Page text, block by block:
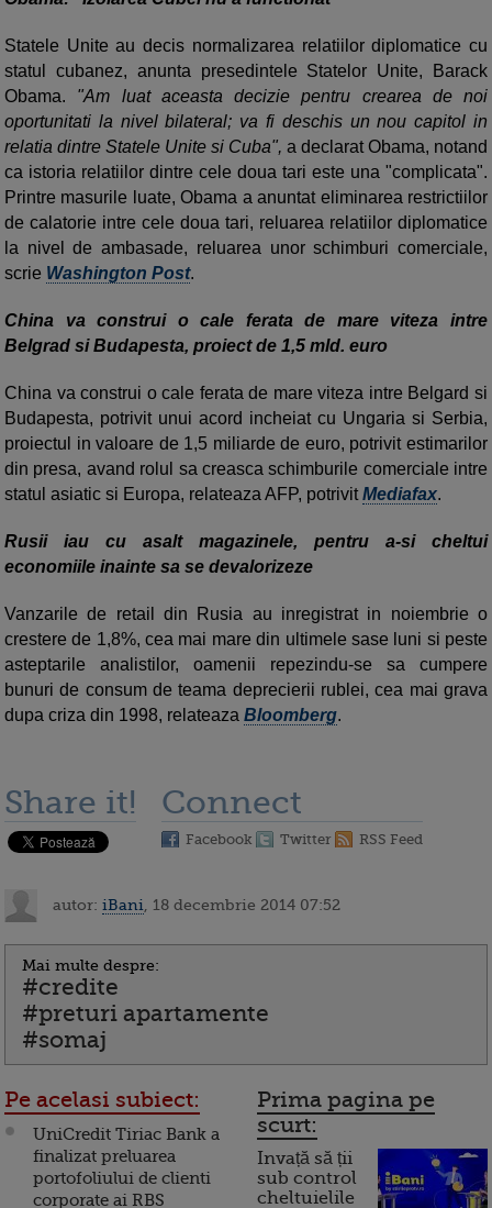
Statele Unite au decis normalizarea relatiilor diplomatice cu
statul cubanez, anunta presedintele Statelor Unite, Barack
Obama. "Am luat aceasta decizie pentru crearea de noi
oportunitati la nivel bilateral; va fi deschis un nou capitol in
relatia dintre Statele Unite si Cuba", a declarat Obama, notand
ca istoria relatiilor dintre cele doua tari este una "complicata".
Printre masurile luate, Obama a anuntat eliminarea restrictiilor
de calatorie intre cele doua tari, reluarea relatiilor diplomatice
la nivel de ambasade, reluarea unor schimburi comerciale,
scrie Washington Post.
China va construi o cale ferata de mare viteza intre
Belgrad si Budapesta, proiect de 1,5 mld. euro
China va construi o cale ferata de mare viteza intre Belgard si
Budapesta, potrivit unui acord incheiat cu Ungaria si Serbia,
proiectul in valoare de 1,5 miliarde de euro, potrivit estimarilor
din presa, avand rolul sa creasca schimburile comerciale intre
statul asiatic si Europa, relateaza AFP, potrivitMediafax.
Rusii iau cu asalt magazinele, pentru a-si cheltui
economiile inainte sa se devalorizeze
Vanzarile de retail din Rusia au inregistrat in noiembrie o
crestere de 1,8%, cea mai mare din ultimele sase luni si peste
asteptarile analistilor, oamenii repezindu-se sa cumpere
bunuri de consum de teama deprecierii rublei, cea mai grava
dupa criza din 1998, relateaza Bloomberg.
Share it! Connect
Facebook Twitter RSS Feed
autor: iBani , 18 decembrie 2014 07:52
Mai multe despre:
#credite
#preturi apartamente
#somaj
Pe acelasi subiect:
UniCredit Tiriac Bank a
finalizat preluarea
portofoliului de clienti
corporate ai RBS
Prima pagina pe
scurt:
Invață să ții
sub control
cheltuielile